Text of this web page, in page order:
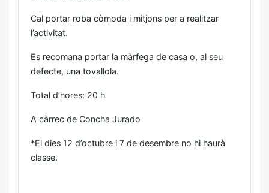
Cal portar roba còmoda i mitjons per a realitzar
l’activitat.
Es recomana portar la màrfega de casa o, al seu
defecte, una tovallola.
Total d’hores: 20 h
A càrrec de Concha Jurado
*El dies 12 d’octubre i 7 de desembre no hi haurà
classe.